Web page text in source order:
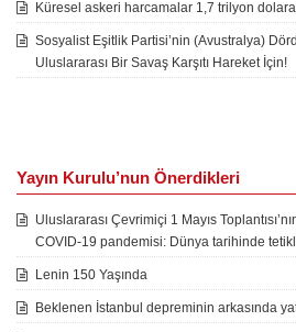
Küresel askeri harcamalar 1,7 trilyon dolara
Sosyalist Eşitlik Partisi’nin (Avustralya)
Uluslararası Bir Savaş Karşıtı Hareket İçin!
Yayın Kurulu’nun Önerdikleri
Uluslararası Çevrimiçi 1 Mayıs
COVID-19 pandemisi: Dünya tarihinde
Lenin 150 Yaşında
Beklenen İstanbul depreminin arkasında